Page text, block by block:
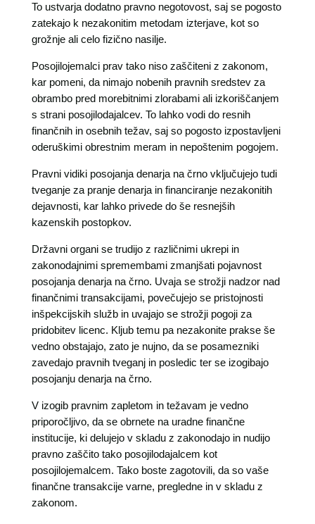
To ustvarja dodatno pravno negotovost, saj se pogosto
zatekajo k nezakonitim metodam izterjave, kot so
grožnje ali celo fizično nasilje.
Posojilojemalci prav tako niso zaščiteni z zakonom,
kar pomeni, da nimajo nobenih pravnih sredstev za
obrambo pred morebitnimi zlorabami ali izkoriščanjem
s strani posojilodajalcev. To lahko vodi do resnih
finančnih in osebnih težav, saj so pogosto izpostavljeni
oderuškimi obrestnim meram in nepoštenim pogojem.
Pravni vidiki posojanja denarja na črno vključujejo tudi
tveganje za pranje denarja in financiranje nezakonitih
dejavnosti, kar lahko privede do še resnejših
kazenskih postopkov.
Državni organi se trudijo z različnimi ukrepi in
zakonodajnimi spremembami zmanjšati pojavnost
posojanja denarja na črno. Uvaja se strožji nadzor nad
finančnimi transakcijami, povečujejo se pristojnosti
inšpekcijskih služb in uvajajo se strožji pogoji za
pridobitev licenc. Kljub temu pa nezakonite prakse še
vedno obstajajo, zato je nujno, da se posamezniki
zavedajo pravnih tveganj in posledic ter se izogibajo
posojanju denarja na črno.
V izogib pravnim zapletom in težavam je vedno
priporočljivo, da se obrnete na uradne finančne
institucije, ki delujejo v skladu z zakonodajo in nudijo
pravno zaščito tako posojilodajalcem kot
posojilojemalcem. Tako boste zagotovili, da so vaše
finančne transakcije varne, pregledne in v skladu z
zakonom.